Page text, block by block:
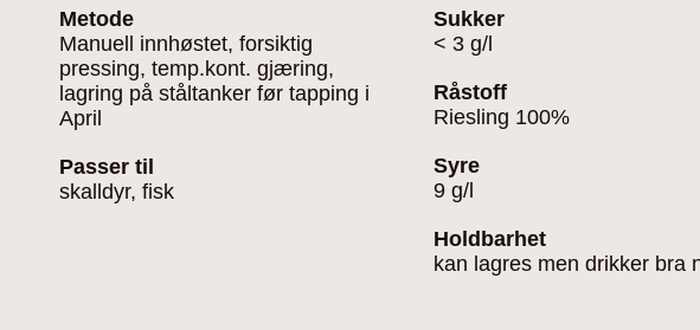
Metode
Manuell innhøstet, forsiktig
pressing, temp.kont. gjæring,
lagring på ståltanker før tapping i
April
Passer til
skalldyr, fisk
Sukker
< 3 g/l
Råstoff
Riesling 100%
Syre
9 g/l
Holdbarhet
kan lagres men drikker bra